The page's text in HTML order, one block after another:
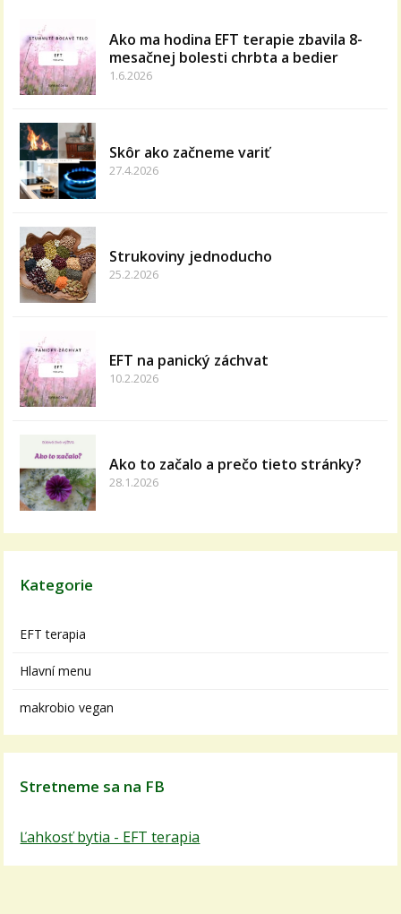
Ako ma hodina EFT terapie zbavila 8-
mesačnej bolesti chrbta a bedier
1.6.2026
Skôr ako začneme variť
27.4.2026
Strukoviny jednoducho
25.2.2026
EFT na panický záchvat
10.2.2026
Ako to začalo a prečo tieto stránky?
28.1.2026
Kategorie
EFT terapia
Hlavní menu
makrobio vegan
Stretneme sa na FB
Ľahkosť bytia - EFT terapia